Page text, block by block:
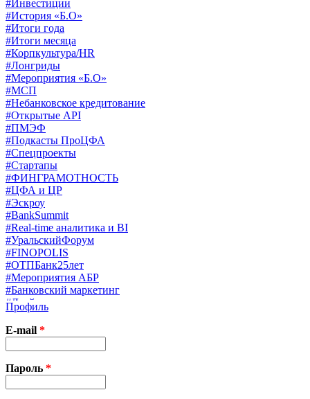
#Инвестиции
#История «Б.О»
#Итоги года
#Итоги месяца
#Корпкультура/HR
#Лонгриды
#Мероприятия «Б.О»
#МСП
#Небанковское кредитование
#Открытые API
#ПМЭФ
#Подкасты ПроЦФА
#Спецпроекты
#Стартапы
#ФИНГРАМОТНОСТЬ
#ЦФА и ЦР
#Эскроу
#BankSummit
#Real-time аналитика и BI
#УральскийФорум
#FINOPOLIS
#ОТПБанк25лет
#Мероприятия АБР
#Банковский маркетинг
#Драйверы страхования
#Финконгресс ЦБ
#PB&WM
#UX/CX
#Экосистемы
X
Профиль
E-mail *
Пароль *